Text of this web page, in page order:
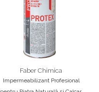
Faber Chimica
Impermeabilizant Profesional